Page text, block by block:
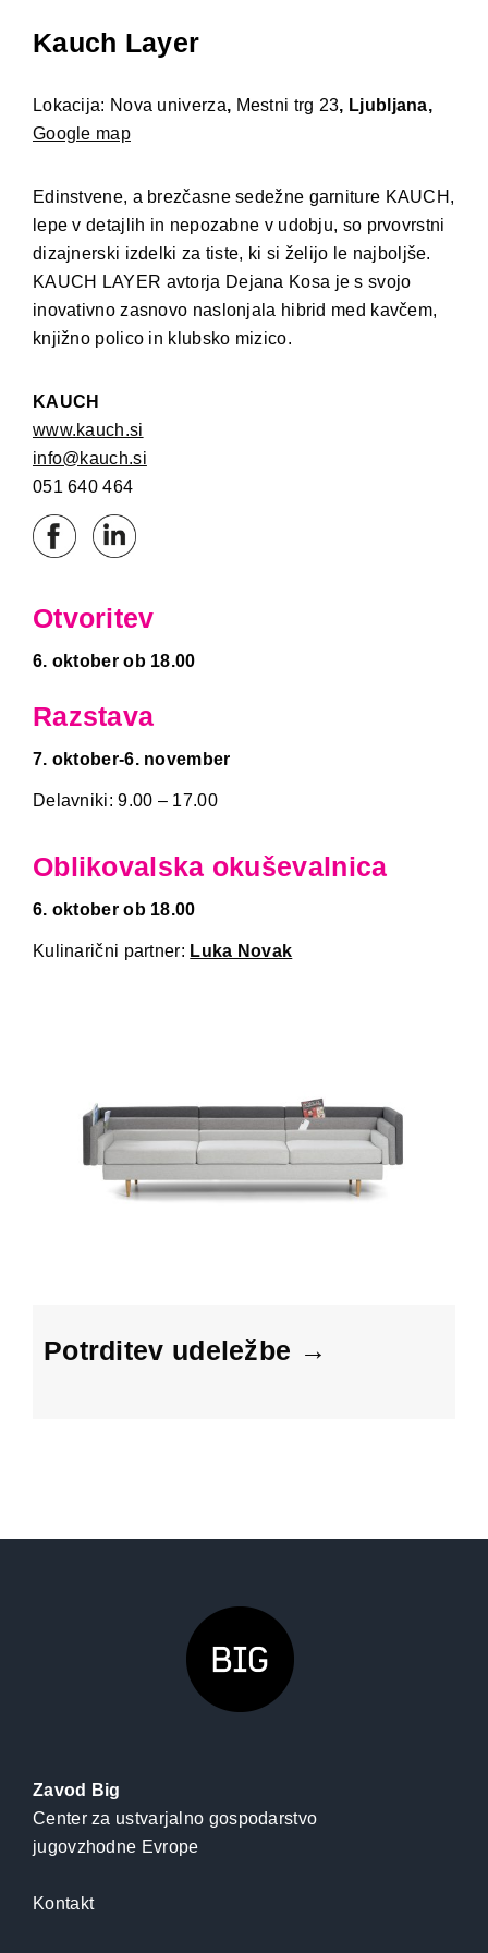
Kauch Layer
Lokacija: Nova univerza, Mestni trg 23, Ljubljana,
Google map
Edinstvene, a brezčasne sedežne garniture KAUCH,
lepe v detajlih in nepozabne v udobju, so prvovrstni
dizajnerski izdelki za tiste, ki si želijo le najboljše.
KAUCH LAYER avtorja Dejana Kosa je s svojo
inovativno zasnovo naslonjala hibrid med kavčem,
knjižno polico in klubsko mizico.
KAUCH
www.kauch.si
info@kauch.si
051 640 464
Otvoritev
6. oktober ob 18.00
Razstava
7. oktober-6. november
Delavniki: 9.00 – 17.00
Oblikovalska okuševalnica
6. oktober ob 18.00
Kulinarični partner: Luka Novak
Potrditev udeležbe →
Zavod Big
Center za ustvarjalno gospodarstvo
jugovzhodne Evrope
Kontakt